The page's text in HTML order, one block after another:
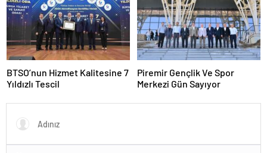
BTSO’nun Hizmet Kalitesine 7
Yıldızlı Tescil
Piremir Gençlik Ve Spor
Merkezi Gün Sayıyor